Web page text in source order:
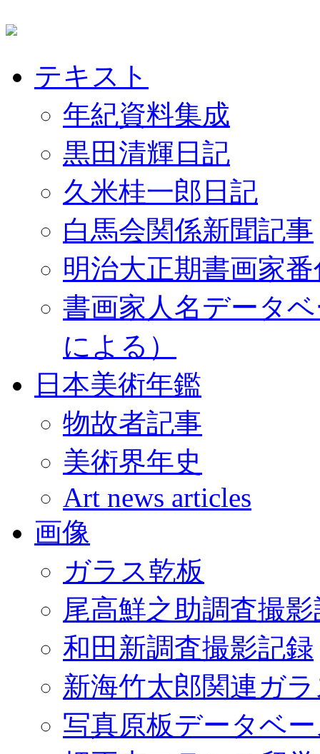
テキスト
年紀資料集成
黒田清輝日記
久米桂一郎日記
白馬会関係新聞記事
明治大正期書画家
書画家人名データ
による）
日本美術年鑑
物故者記事
美術界年史
Art news articles
画像
ガラス乾板
尾高鮮之助調査撮
和田新調査撮影記録
新海竹太郎関連ガ
写真原板データベ